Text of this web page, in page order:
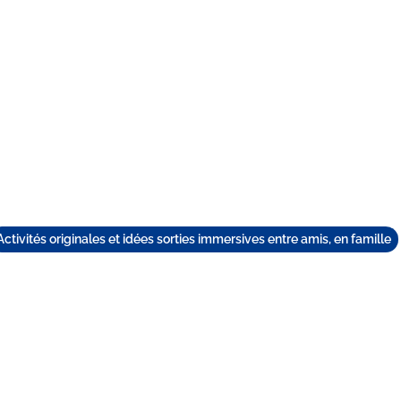
originales et idées sorties immersives entre amis, en famille